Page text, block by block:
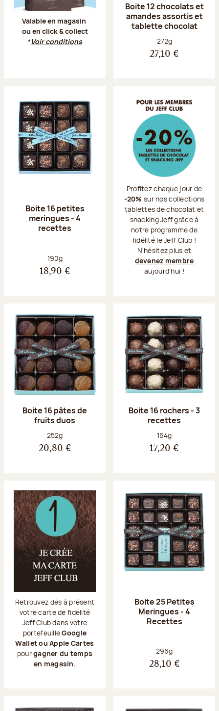
Valable en magasin
ou en click & collect
*Voir conditions
Boite 12 chocolats et
amandes assortis et
tablette chocolat
Poids net :
272g
27,10 €
Boite 16 petites
meringues - 4
recettes
Poids net :
190g
18,90 €
Profitez chaque jour de
-20% sur nos collections
tablettes de chocolat et
snacking Jeff grâce à
notre programme de
fidélité le Jeff Club !
N'hésitez plus et
devenez membre
aujourd'hui !
Boite 16 pâtes de
fruits duos
Poids net :
252g
20,80 €
Boite 16 rochers - 3
recettes
Poids net :
164g
17,20 €
Retrouvez dès à présent
votre carte de fidélité
Jeff Club dans votre
portefeuilleGoogle
Wallet ou Apple Cartes
pourgagner du temps
en magasin.
Boite 25 Petites
Meringues - 4
Recettes
Poids net :
296g
28,10 €